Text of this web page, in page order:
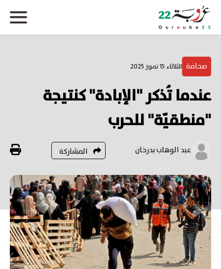
صحافة الثلاثاء 15 تموز 2025
عندما تُذكر "الإبادة" كنتيجة
"منطقيّة" للحرب
عبد الوهاب بدرخان المشاركة